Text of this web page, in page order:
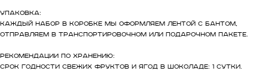
Упаковка:
Каждый набор в коробке мы оформляем лентой с бантом,
отправляем в транспортировочном или подарочном пакете.
Рекомендации по хранению:
Срок годности свежих фруктов и ягод в шоколаде: 1 сутки.